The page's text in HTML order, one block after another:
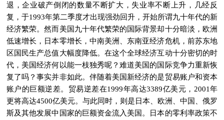
退，企业破产倒闭的数量不断扩大，失业率不断上升，几经反
复，于1993年第二季度才出现强劲回升，开始所谓九十年代的新
经济繁荣。然而美国九十年代繁荣的国际背景却十分暗淡，欧洲
低速增长，日本零增长，中南美洲、东南亚经济危机，前苏东地
区国民生产总值大幅度降低。在这个全球经济互动十分密切的时
代，美国经济何以能一枝独秀呢？难道美国的国际竞争力重新恢
复了吗？事实并非如此。伴随着美国新经济的是贸易账户和资本
账户的巨额逆差。贸易逆差在1999年高达3389亿美元，2001年
更将高达4500亿美元。与此同时，则是日本、欧洲、中国、俄罗
斯及其他发展中国家的巨额资金流入美国。日本的零利率政策不